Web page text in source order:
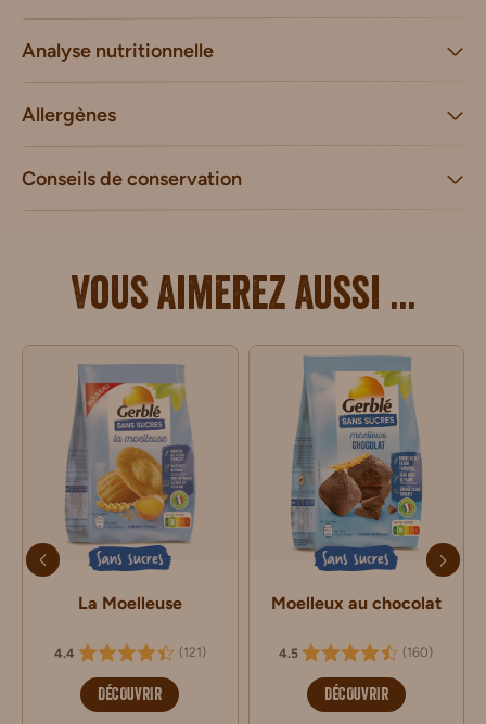
Analyse nutritionnelle
Allergènes
Conseils de conservation
Vous aimerez aussi ...
Sans sucres
La Moelleuse
4.4 (121)
DÉCOUVRIR
Sans sucres
Moelleux au chocolat
4.5 (160)
DÉCOUVRIR